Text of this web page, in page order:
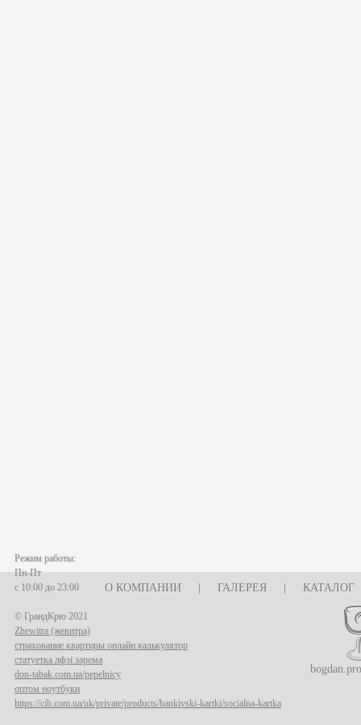
О КОМПАНИИ ГАЛЕРЕЯ КАТАЛОГ
Режим работы:
Пн-Пт
с 10:00 до 23:00
© ГрандКрю 2021
Zhewitra (жевитра)
страхование квартиры онлайн калькулятор
статуетка лфзі зарема
don-tabak.com.ua/pepelnicy
оптом ноутбуки
https://cib.com.ua/uk/private/products/bankivski-kartki/socialna-kartka